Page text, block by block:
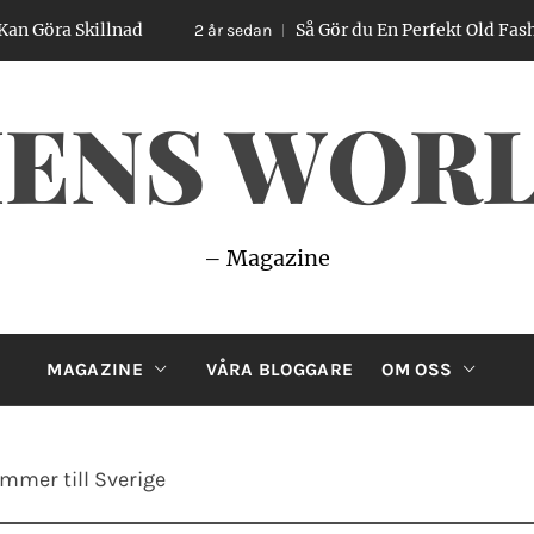
2 år sedan Så Gör du En Perfekt Old Fashioned –
– Magazine
MAGAZINE VÅRA BLOGGARE OM OSS
till Sverige